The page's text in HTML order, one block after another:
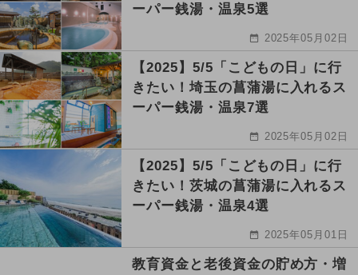
ーパー銭湯・温泉5選
2025年05月02日
【2025】5/5「こどもの日」に行
きたい！埼玉の菖蒲湯に入れるス
ーパー銭湯・温泉7選
2025年05月02日
【2025】5/5「こどもの日」に行
きたい！茨城の菖蒲湯に入れるス
ーパー銭湯・温泉4選
2025年05月01日
教育資金と老後資金の貯め方・増